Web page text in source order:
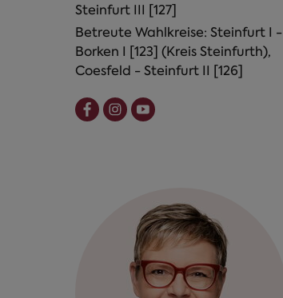
Steinfurt III [127]
Betreute Wahlkreise: Steinfurt I -
Borken I [123] (Kreis Steinfurth),
Coesfeld - Steinfurt II [126]